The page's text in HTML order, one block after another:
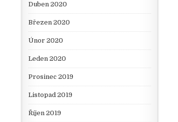
Duben 2020
Březen 2020
Únor 2020
Leden 2020
Prosinec 2019
Listopad 2019
Říjen 2019